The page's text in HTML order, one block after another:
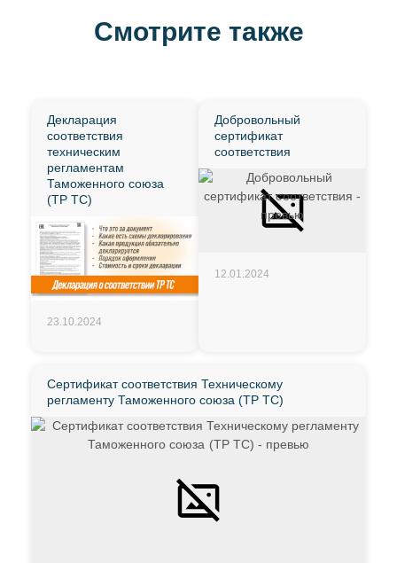
Смотрите также
Декларация
соответствия
техническим
регламентам
Таможенного союза
(ТР ТС)
23.10.2024
Добровольный
сертификат
соответствия
12.01.2024
Сертификат соответствия Техническому
регламенту Таможенного союза (ТР ТС)